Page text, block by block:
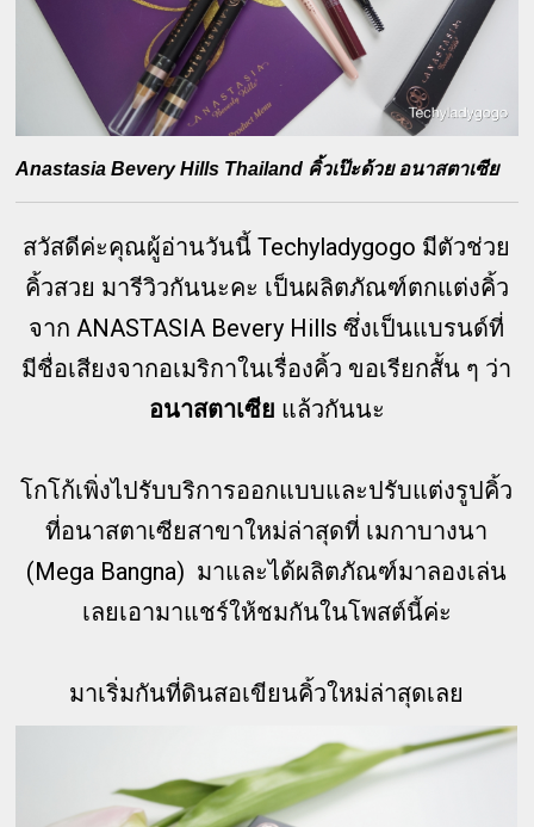
Anastasia Bevery Hills Thailand คิ้วเป๊ะด้วย อนาสตาเซีย
สวัสดีค่ะคุณผู้อ่านวันนี้ Techyladygogo มีตัวช่วย
คิ้วสวย มารีวิวกันนะคะ เป็นผลิตภัณฑ์ตกแต่งคิ้ว
จาก ANASTASIA Bevery Hills ซึ่งเป็นแบรนด์ที่
มีชื่อเสียงจากอเมริกาในเรื่องคิ้ว ขอเรียกสั้น ๆ ว่า
อนาสตาเซีย แล้วกันนะ
โกโก้เพิ่งไปรับบริการออกแบบและปรับแต่งรูปคิ้ว
ที่อนาสตาเซียสาขาใหม่ล่าสุดที่ เมกาบางนา
(Mega Bangna) มาและได้ผลิตภัณฑ์มาลองเล่น
เลยเอามาแชร์ให้ชมกันในโพสต์นี้ค่ะ
มาเริ่มกันที่ดินสอเขียนคิ้วใหม่ล่าสุดเลย